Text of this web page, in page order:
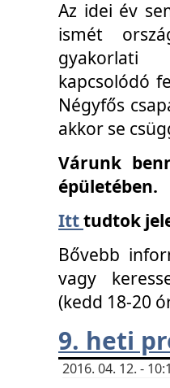
Az idei év
ismét
gyakorlati
kapcsolódó
Négyfős
akkor se
Várunk
épületében.
Itttudtok
Bővebb
vagy
(kedd 18-20
9. heti
2016. 04. 12. -